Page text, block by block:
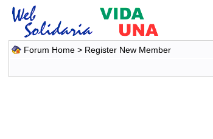
Forum Home> Register New Member